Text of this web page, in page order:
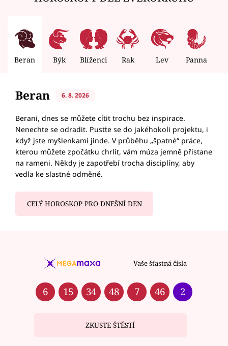
Beran Býk Blíženci Rak Lev Panna
Beran 6. 8. 2026
Berani, dnes se můžete cítit trochu bez inspirace.
Nenechte se odradit. Pusťte se do jakéhokoli projektu, i
když jste myšlenkami jinde. V průběhu „špatné“ práce,
kterou můžete zpočátku chrlit, vám múza jemně přistane
na rameni. Někdy je zapotřebí trocha disciplíny, aby
vedla ke slastné odměně.
CELÝ HOROSKOP PRO DNEŠNÍ DEN
Vaše šťastná čísla
6 15 34 48 7 46 2
ZKUSTE ŠTĚSTÍ